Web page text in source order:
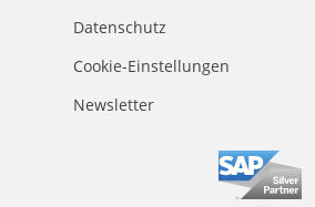
Datenschutz
Cookie-Einstellungen
Newsletter